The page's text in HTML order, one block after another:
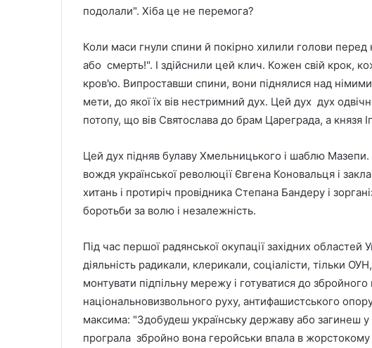
подолали". Хіба це не перемога?
Коли маси гнули спини й покірно хилили голови
або смерть!". І здійснили цей клич. Кожен свій крок,
кров'ю. Випроставши спини, вони піднялися над
мети, до якої їх вів нестримний дух. Цей дух дух
потопу, що вів Святослава до брам Цареграда, а князя
Цей дух підняв булаву Хмельницького і шаблю
вождя української революції Євгена Коновальця і
хитань і протиріч провідника Степана Бандеру і
боротьби за волю і незалежність.
Під час першої радянської окупації західних
діяльність радикали, клерикали, соціалісти, тільки
монтувати підпільну мережу і готуватися до
національновизвольного руху, антифашистського
максима: "Здобудеш українську державу або загинеш
програла збройно вона геройськи впала в